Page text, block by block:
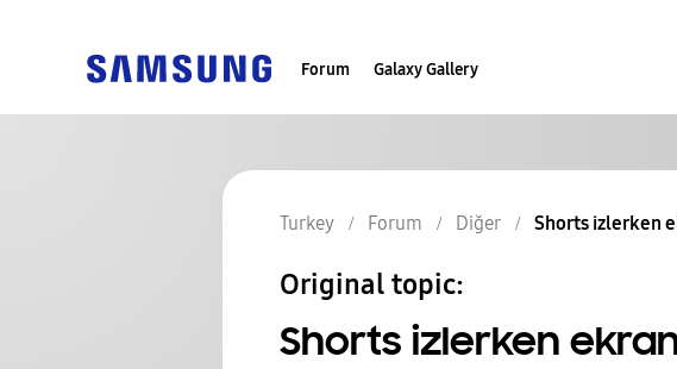
Forum Galaxy Gallery
Turkey Forum Diğer Shorts izlerken
Original topic:
Shorts izlerken